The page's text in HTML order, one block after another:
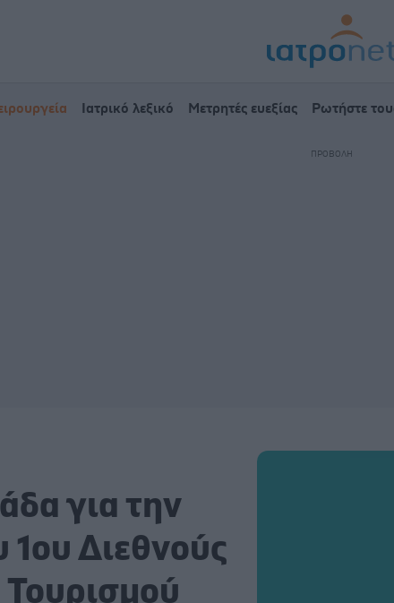
Ιατρικό λεξικό Μετρητές ευεξίας Ρωτήστε
για την
1ου Διεθνούς
Τουρισμού